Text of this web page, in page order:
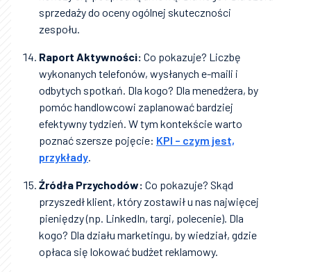
sprzedaży do oceny ogólnej skuteczności
zespołu.
Raport Aktywności: Co pokazuje? Liczbę
wykonanych telefonów, wysłanych e-maili i
odbytych spotkań. Dla kogo? Dla menedżera, by
pomóc handlowcowi zaplanować bardziej
efektywny tydzień. W tym kontekście warto
poznać szersze pojęcie: KPI – czym jest,
przykłady.
Źródła Przychodów: Co pokazuje? Skąd
przyszedł klient, który zostawił u nas najwięcej
pieniędzy (np. LinkedIn, targi, polecenie). Dla
kogo? Dla działu marketingu, by wiedział, gdzie
opłaca się lokować budżet reklamowy.